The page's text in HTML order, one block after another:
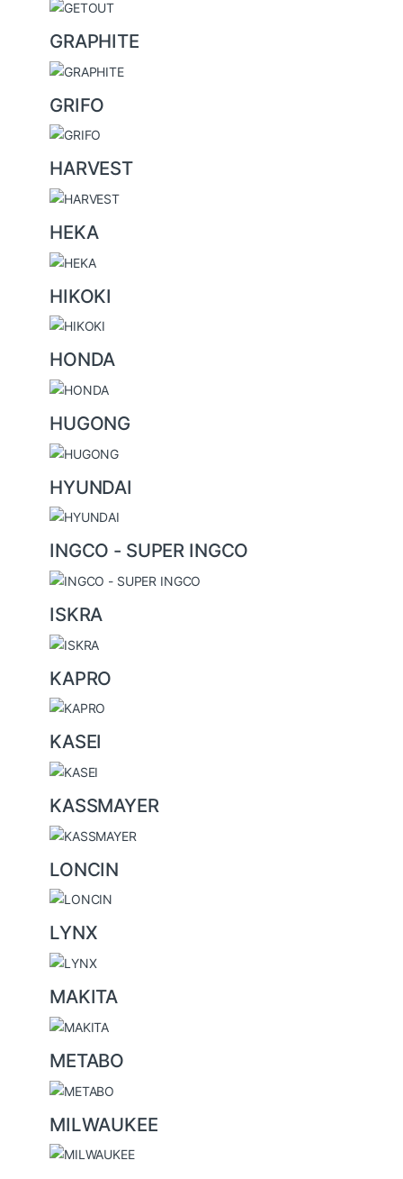
GRAPHITE
GRIFO
HARVEST
HEKA
HIKOKI
HONDA
HUGONG
HYUNDAI
INGCO - SUPER INGCO
ISKRA
KAPRO
KASEI
KASSMAYER
LONCIN
LYNX
MAKITA
METABO
MILWAUKEE